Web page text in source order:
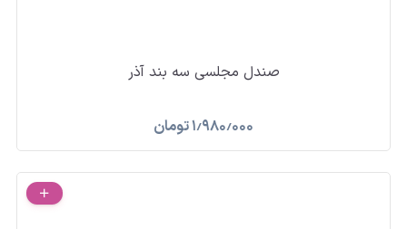
صندل مجلسی سه بند آذر
۱٫۹۸۰٫۰۰۰تومان